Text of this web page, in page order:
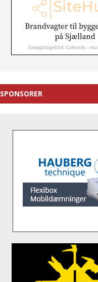
SPONSORER